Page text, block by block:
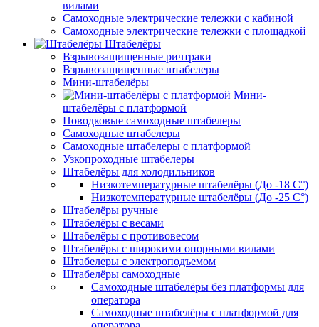
вилами
Самоходные электрические тележки с кабиной
Самоходные электрические тележки с площадкой
Штабелёры
Взрывозащищенные ричтраки
Взрывозащищенные штабелеры
Мини-штабелёры
Мини-
штабелёры с платформой
Поводковые самоходные штабелеры
Самоходные штабелеры
Самоходные штабелеры с платформой
Узкопроходные штабелеры
Штабелёры для холодильников
Низкотемпературные штабелёры (До -18 C°)
Низкотемпературные штабелёры (До -25 C°)
Штабелёры ручные
Штабелёры с весами
Штабелёры с противовесом
Штабелёры с широкими опорными вилами
Штабелеры с электроподъемом
Штабелёры самоходные
Самоходные штабелёры без платформы для
оператора
Самоходные штабелёры с платформой для